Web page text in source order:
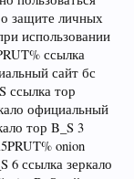
защите личных
использовании
ссылка
сайт бс
ссылка тор
официальный
тор B_S 3
onion
6 ссылка зеркало